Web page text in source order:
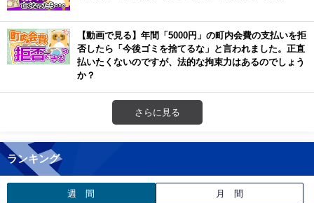
【動画で見る】年間「5000円」の町内会費の支払いを拒
否したら「今後ゴミを捨てるな」と言われました。正直
払いたくないのですが、法的な拘束力はあるのでしょう
か？
さらに見る
ランキング
週 間 月 間